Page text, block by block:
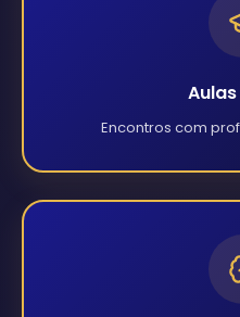
Encontros com